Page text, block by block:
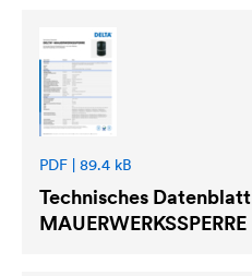
PDF | 89.4 kB
Technisches Datenblatt
MAUERWERKSSPERRE